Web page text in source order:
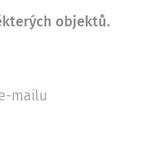
objektů.
mailu